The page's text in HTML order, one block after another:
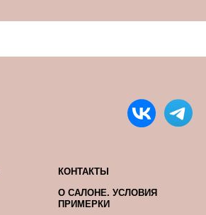
КОНТАКТЫ
О САЛОНЕ. УСЛОВИЯ
ПРИМЕРКИ